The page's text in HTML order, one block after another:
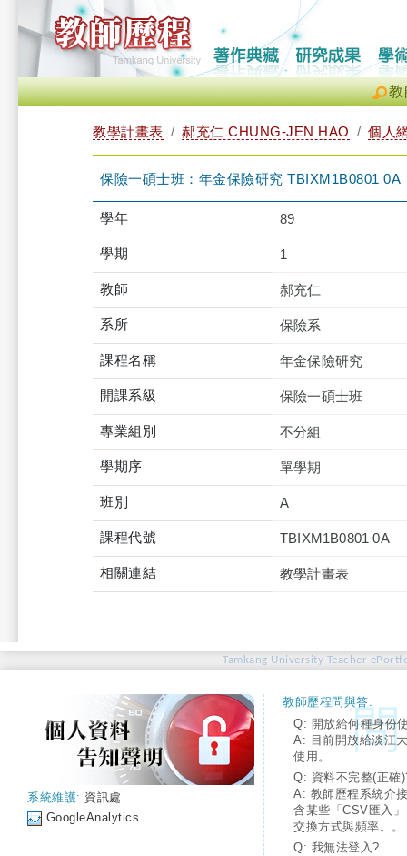
教
教學計畫表 郝充仁 CHUNG-JEN HAO 個人
保險一碩士班：年金保險研究 TBIXM1B0801 0A
學年 89
學期 1
教師 郝充仁
系所 保險系
課程名稱 年金保險研究
開課系級 保險一碩士班
專業組別 不分組
學期序 單學期
班別 A
課程代號 TBIXM1B0801 0A
相關連結 教學計畫表
Tamkang University Teacher
系統維護: 資訊處
GoogleAnalytics
教師歷程問與答:
Q: 開放給何種身份
A: 目前開放給淡江
使用。
Q: 資料不完整(正確
A: 教師歷程系統介
含某些「CSV匯入
交換方式與頻率。。
Q: 我無法登入?